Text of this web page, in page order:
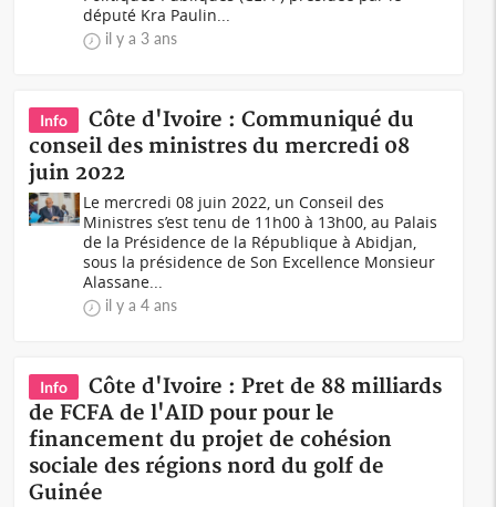
député Kra Paulin...
il y a 3 ans
Info
Côte d'Ivoire : Communiqué du
conseil des ministres du mercredi 08
juin 2022
Le mercredi 08 juin 2022, un Conseil des
Ministres s’est tenu de 11h00 à 13h00, au Palais
de la Présidence de la République à Abidjan,
sous la présidence de Son Excellence Monsieur
Alassane...
il y a 4 ans
Info
Côte d'Ivoire : Pret de 88 milliards
de FCFA de l'AID pour pour le
financement du projet de cohésion
sociale des régions nord du golf de
Guinée